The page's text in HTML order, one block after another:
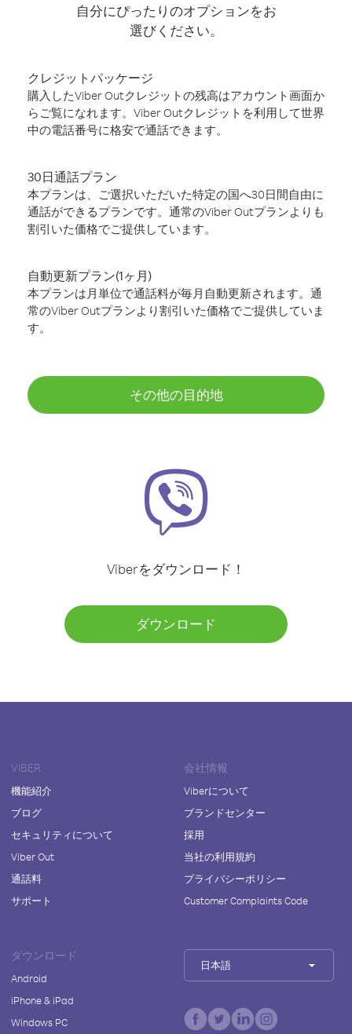
自分にぴったりのオプションをお
選びください。
クレジットパッケージ
購入したViber Outクレジットの残高はアカウント画面か
らご覧になれます。Viber Outクレジットを利用して世界
中の電話番号に格安で通話できます。
30日通話プラン
本プランは、ご選択いただいた特定の国へ30日間自由に
通話ができるプランです。通常のViber Outプランよりも
割引いた価格でご提供しています。
自動更新プラン(1ヶ月)
本プランは月単位で通話料が毎月自動更新されます。通
常のViber Outプランより割引いた価格でご提供していま
す。
その他の目的地
Viberをダウンロード！
ダウンロード
VIBER
機能紹介
ブログ
セキュリティについて
Viber Out
通話料
サポート
会社情報
Viberについて
ブランドセンター
採用
当社の利用規約
プライバシーポリシー
Customer Complaints Code
ダウンロード
Android
iPhone & iPad
Windows PC
日本語